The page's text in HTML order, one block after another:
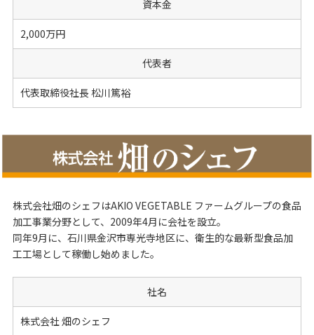
資本金
2,000万円
代表者
代表取締役社長 松川篤裕
株式会社畑のシェフはAKIO VEGETABLE ファームグループの食品
加工事業分野として、2009年4月に会社を設立。
同年9月に、石川県金沢市専光寺地区に、衛生的な最新型食品加
工工場として稼働し始めました。
社名
株式会社 畑のシェフ